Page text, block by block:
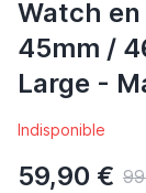
Watch
45mm /
Large -
Indisponible
59,90 €